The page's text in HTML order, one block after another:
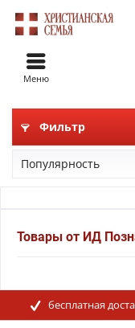
Меню
Фильтр
Товары от ИД
бесплатная